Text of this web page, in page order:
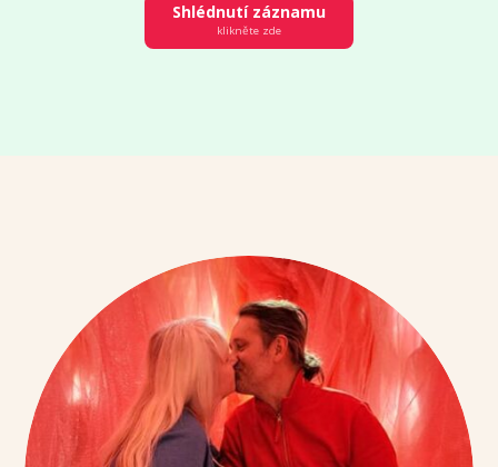
Shlédnutí záznamu
klikněte zde